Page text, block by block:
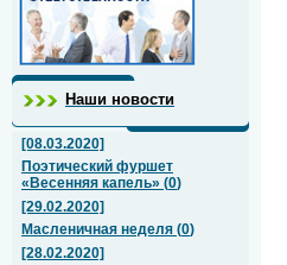
Наши новости
[08.03.2020]
Поэтический фуршет
«Весенняя капель» (0)
[29.02.2020]
Масленичная неделя (0)
[28.02.2020]